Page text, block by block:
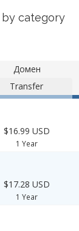
by category
Домен
Transfer
$16.99 USD
1 Year
$17.28 USD
1 Year